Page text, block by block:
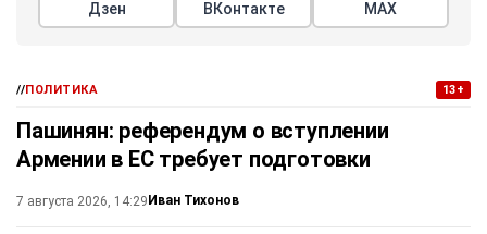
Дзен ВКонтакте МАХ
//ПОЛИТИКА 13+
Пашинян: референдум о вступлении
Армении в ЕС требует подготовки
7 августа 2026, 14:29 Иван Тихонов